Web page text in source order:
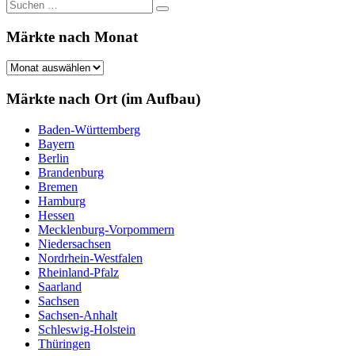
nach:
Suchen
Märkte nach Monat
Märkte
Monat
Märkte nach Ort (im Aufbau)
Baden-Württemberg
Bayern
Berlin
Brandenburg
Bremen
Hamburg
Hessen
Mecklenburg-Vorpommern
Niedersachsen
Nordrhein-Westfalen
Rheinland-Pfalz
Saarland
Sachsen
Sachsen-Anhalt
Schleswig-Holstein
Thüringen